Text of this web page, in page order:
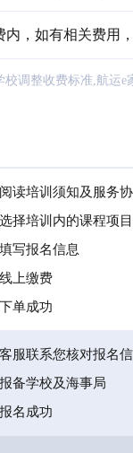
内，如有相关费用
调整收费标准,航运
读培训须知及服务
择培训内的课程项目
写报名信息
上缴费
单成功
服联系您核对报名
备学校及海事局
名成功